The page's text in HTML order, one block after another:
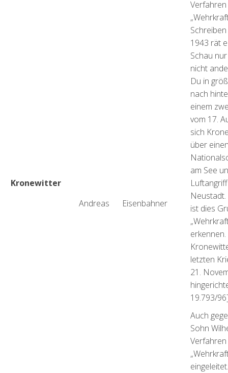
Kronewitter
Andreas
Eisenbahner
1943 rät
Schau
nicht
Du in
nach
einem
vom 17.
sich
über
am See
ist dies
letzten
21.
19.793/
Auch
Sohn